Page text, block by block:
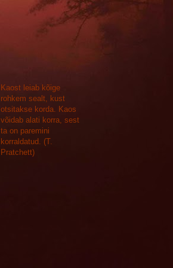
Kaost leiab kõige
rohkem sealt, kust
otsitakse korda. Kaos
võidab alati korra, sest
ta on paremini
korraldatud. (T.
Pratchett)